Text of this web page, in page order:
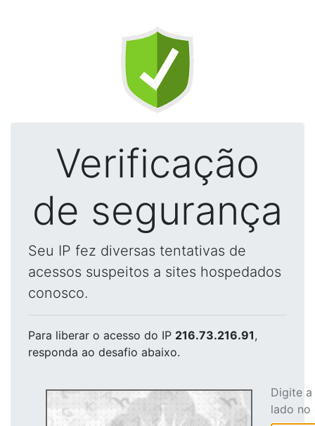
Verificação
de segurança
Seu IP fez diversas tentativas de
acessos suspeitos a sites hospedados
conosco.
Para liberar o acesso do IP 216.73.216.91,
responda ao desafio abaixo.
Digite
lado no